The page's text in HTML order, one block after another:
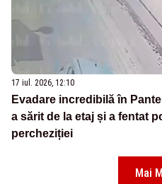
17 iul. 2026, 12:10
Evadare incredibilă în
a sărit de la etaj și a fentat
percheziției
Mai